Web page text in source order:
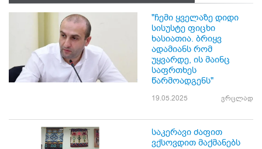
"ჩემი ყველაზე დიდი
სისუსტე ფიცხი
ხასიათია. ბრიყვ
ადამიანს რომ
უყვარდე, ის მაინც
საფრთხეს
წარმოადგენს"
19.05.2025 ვრცლად
საკერავი ძაფით
ვქსოვდით მაქმანებს